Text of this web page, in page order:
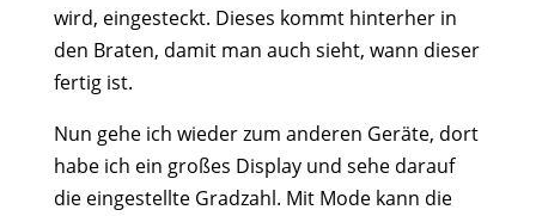
wird, eingesteckt. Dieses kommt hinterher in
den Braten, damit man auch sieht, wann dieser
fertig ist.
Nun gehe ich wieder zum anderen Geräte, dort
habe ich ein großes Display und sehe darauf
die eingestellte Gradzahl. Mit Mode kann die